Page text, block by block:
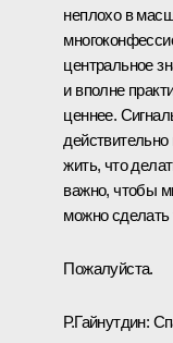
неплохо в
центральное
и вполне
ценнее.
жить, что
важно, чтобы
можно сделать
Пожалуйста.
Р.Гайнутдин: